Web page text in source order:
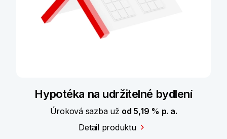
Hypotéka na udržitelné bydlení
Úroková sazba už od 5,19 % p. a.
Detail produktu